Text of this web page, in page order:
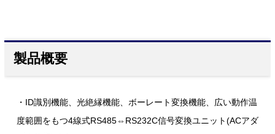
製品概要
・ID識別機能、光絶縁機能、ボーレート変換機能、広い動作温
度範囲をもつ4線式RS485⇔RS232C信号変換ユニット(ACアダ